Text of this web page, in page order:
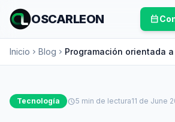
OSCARLEON calendar_month
Inicio chevron_right Blog chevron_right Programación orientada
el salto conceptual que
Tecnología schedule5 min de lectura11 de June